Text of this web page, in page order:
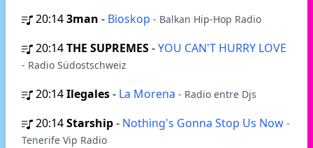
20:143man - Bioskop - Balkan Hip-Hop Radio
20:14THE SUPREMES-YOU CAN'T HURRY LOVE
- Radio Südostschweiz
20:14Ilegales- La Morena - Radio entre Djs
20:14Starship- Nothing's Gonna Stop Us Now -
Tenerife Vip Radio